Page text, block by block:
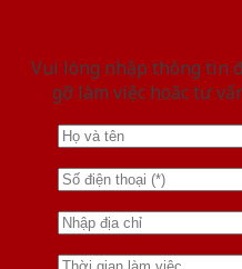
Vui lòng nhập thông tin
gỡ làm việc hoăc tư